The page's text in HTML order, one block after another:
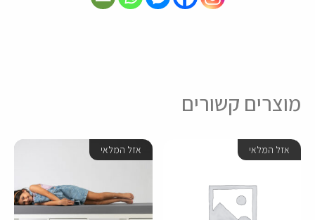
מוצרים קשורים
אזל המלאי אזל המלאי